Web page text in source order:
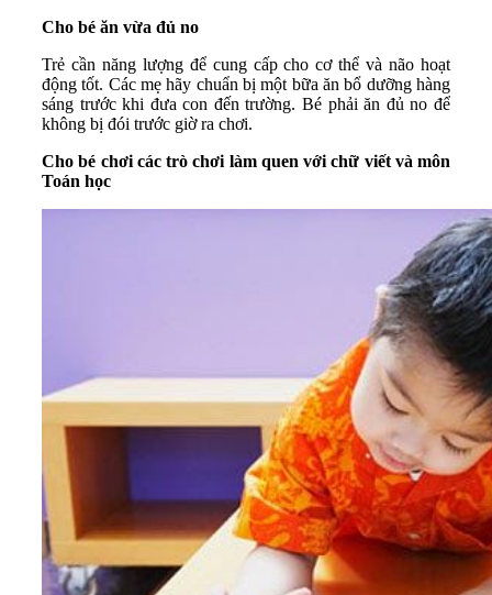
Cho bé ăn vừa đủ no
Trẻ cần năng lượng để cung cấp cho cơ thể và não hoạt
động tốt. Các mẹ hãy chuẩn bị một bữa ăn bổ dưỡng hàng
sáng trước khi đưa con đến trường. Bé phải ăn đủ no để
không bị đói trước giờ ra chơi.
Cho bé chơi các trò chơi làm quen với chữ viết và môn
Toán học